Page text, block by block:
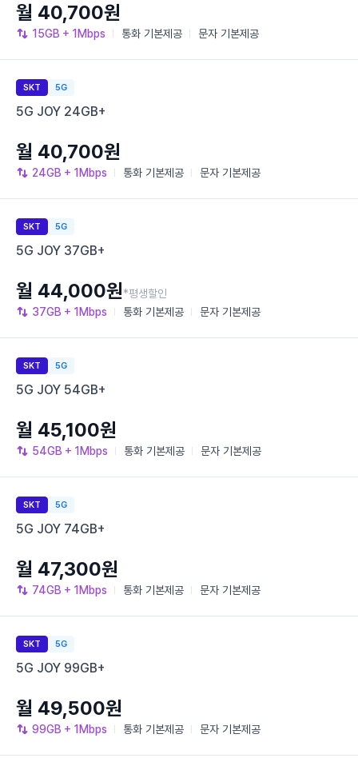
15GB + 1Mbps 통화 기본제공 문자 기본제공
월 40,700원
SKT 5G
5G JOY 24GB+
24GB + 1Mbps 통화 기본제공 문자 기본제공
월 40,700원
SKT 5G
5G JOY 37GB+
37GB + 1Mbps 통화 기본제공 문자 기본제공
월 44,000원*평생할인
SKT 5G
5G JOY 54GB+
54GB + 1Mbps 통화 기본제공 문자 기본제공
월 45,100원
SKT 5G
5G JOY 74GB+
74GB + 1Mbps 통화 기본제공 문자 기본제공
월 47,300원
SKT 5G
5G JOY 99GB+
99GB + 1Mbps 통화 기본제공 문자 기본제공
월 49,500원